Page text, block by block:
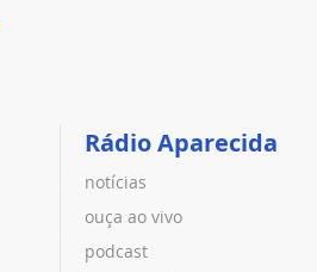
Rádio Aparecida
notícias
ouça ao vivo
podcast